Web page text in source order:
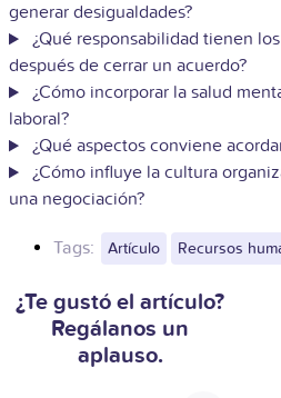
generar desigualdades?
¿Qué responsabilidad tienen
después de cerrar un acuerdo?
¿Cómo incorporar la salud
laboral?
¿Qué aspectos conviene
¿Cómo influye la cultura
una negociación?
Tags: Artículo Recursos
¿Te gustó el artículo?
Regálanos un
aplauso.